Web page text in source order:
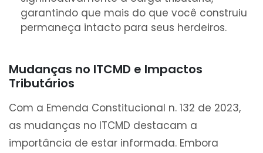
garantindo que mais do que você construiu
permaneça intacto para seus herdeiros.
Mudanças no ITCMD e Impactos
Tributários
Com a Emenda Constitucional n. 132 de 2023,
as mudanças no ITCMD destacam a
importância de estar informada. Embora